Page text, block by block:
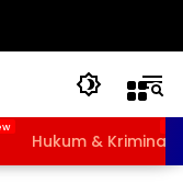
Hukum & Kriminal